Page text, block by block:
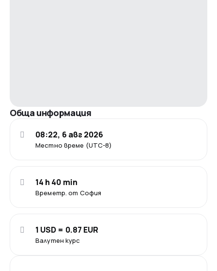
Обща информация
Местно време (UTC-8)
08:22, 6 авг 2026
Времетр. от София
14 h 40 min
Валутен курс
1 USD = 0.87 EUR